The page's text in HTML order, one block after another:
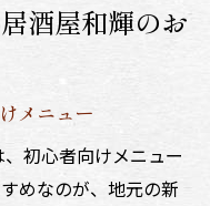
酒屋和輝のお
メニュー
初心者向けメニュー
めなのが、地元の新